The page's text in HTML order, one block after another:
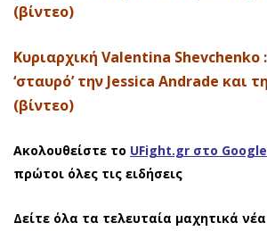
(βίντεο)
Κυριαρχική Valentina Shevchenko
‘σταυρό’ την Jessica Andrade και
(βίντεο)
Ακολουθείστε το UFight.gr στο
πρώτοι όλες τις ειδήσεις
Δείτε όλα τα τελευταία μαχητικά